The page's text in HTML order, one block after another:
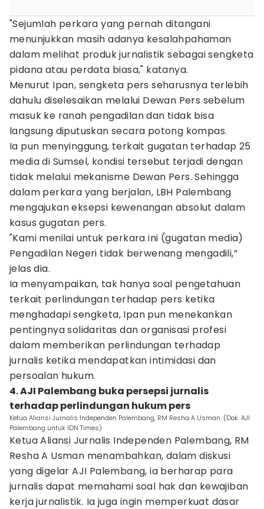
"Sejumlah perkara yang pernah ditangani
menunjukkan masih adanya kesalahpahaman
dalam melihat produk jurnalistik sebagai sengketa
pidana atau perdata biasa," katanya.
Menurut Ipan, sengketa pers seharusnya terlebih
dahulu diselesaikan melalui Dewan Pers sebelum
masuk ke ranah pengadilan dan tidak bisa
langsung diputuskan secara potong kompas.
Ia pun menyinggung, terkait gugatan terhadap 25
media di Sumsel, kondisi tersebut terjadi dengan
tidak melalui mekanisme Dewan Pers. Sehingga
dalam perkara yang berjalan, LBH Palembang
mengajukan eksepsi kewenangan absolut dalam
kasus gugatan pers.
"Kami menilai untuk perkara ini (gugatan media)
Pengadilan Negeri tidak berwenang mengadili,”
jelas dia.
Ia menyampaikan, tak hanya soal pengetahuan
terkait perlindungan terhadap pers ketika
menghadapi sengketa, Ipan pun menekankan
pentingnya solidaritas dan organisasi profesi
dalam memberikan perlindungan terhadap
jurnalis ketika mendapatkan intimidasi dan
persoalan hukum.
4. AJI Palembang buka persepsi jurnalis
terhadap perlindungan hukum pers
Ketua Aliansi Jurnalis Independen Palembang, RM Resha A Usman. (Dok. AJI
Palembang untuk IDN Times)
Ketua Aliansi Jurnalis Independen Palembang, RM
Resha A Usman menambahkan, dalam diskusi
yang digelar AJI Palembang, ia berharap para
jurnalis dapat memahami soal hak dan kewajiban
kerja jurnalistik. Ia juga ingin memperkuat dasar